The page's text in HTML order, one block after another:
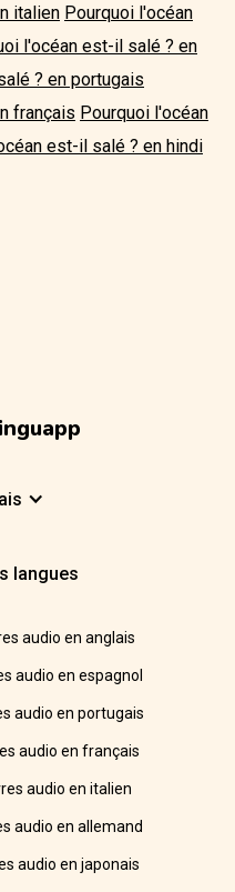
italien Pourquoi l'océan
l'océan est-il salé ? en
? en portugais
français Pourquoi l'océan
est-il salé ? en hindi
langues
audio en anglais
audio en espagnol
audio en portugais
audio en français
audio en italien
audio en allemand
audio en japonais